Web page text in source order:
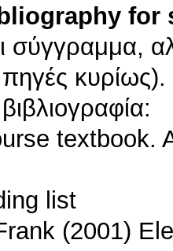
for
σύγγραμμα,
πηγές κυρίως).
textbook.
list
(2001)